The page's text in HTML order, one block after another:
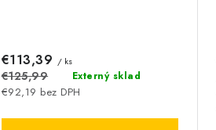
Externý sklad
€92,19 bez DPH
€113,39 / ks
€125,99